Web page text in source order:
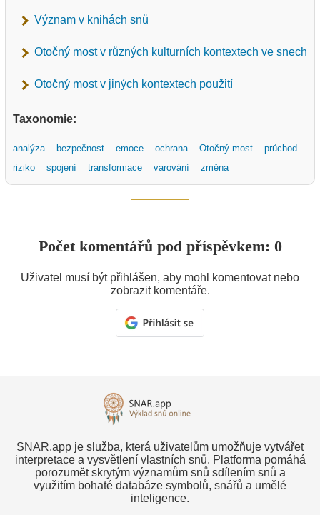
Význam v knihách snů
Otočný most v různých kulturních kontextech ve snech
Otočný most v jiných kontextech použití
Taxonomie:
analýza bezpečnost emoce ochrana Otočný most
průchod
riziko
spojení transformace varování změna
Počet komentářů pod příspěvkem: 0
Uživatel musí být přihlášen, aby mohl komentovat nebo
zobrazit komentáře.
SNAR.app je služba, která uživatelům umožňuje vytvářet
interpretace a vysvětlení vlastních snů. Platforma pomáhá
porozumět skrytým významům snů sdílením snů a
využitím bohaté databáze symbolů, snářů a umělé
inteligence.